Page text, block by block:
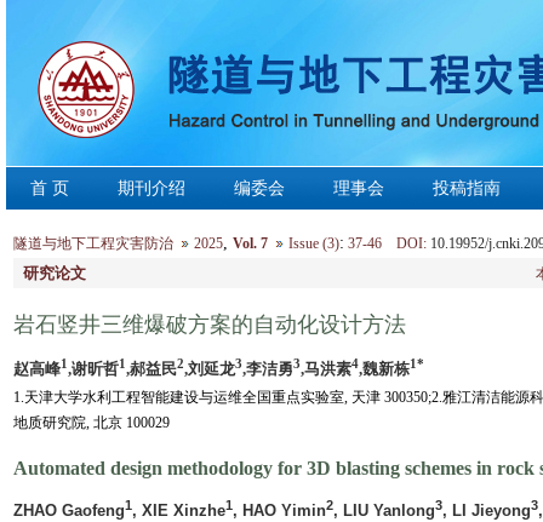
首 页 期刊介绍 编委会 理事会 投稿指南
隧道与地下工程灾害防治 2025, Vol. 7 Issue (3): 37-46 DOI: 10.19952/
研究论文
岩石竖井三维爆破方案的自动化设计方法
赵高峰1,谢昕哲1,郝益民2,刘延龙3,李洁勇3,马洪素4,魏新栋1*
1.天津大学水利工程智能建设与运维全国重点实验室, 天津 300350;2.雅江清洁能
地质研究院, 北京 100029
Automated design methodology for 3D blasting schemes in rock
ZHAO Gaofeng1, XIE Xinzhe1, HAO Yimin2, LIU Yanlong3, LI Jieyong3